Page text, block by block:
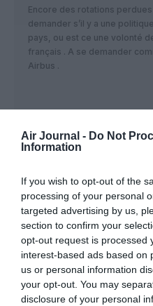
Air Journal - Do Not
Information
If you wish to opt-out of the
processing of your personal
targeted advertising by us,
section to confirm your
opt-out request is processed
interest-based ads based on
us or personal information
your opt-out. You may
disclosure of your personal
Encore des rotations perdues
demander s’il y a une
pays, ou est ce une volonté
français . A se demander
Airbus .
FAIRE
Appel
Soutenez Air